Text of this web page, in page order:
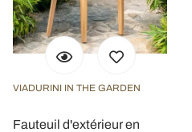
VIADURINI IN THE GARDEN
Fauteuil d'extérieur en